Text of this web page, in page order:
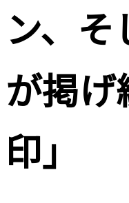
実績詳細
お客様の声
会社概要
企業理念
ン、そ
が掲
印」